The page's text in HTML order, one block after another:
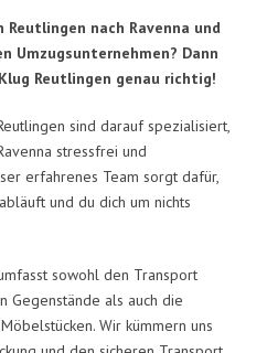
nach Ravenna und
Umzugsunternehmen? Dann
Reutlingen genau richtig!
sind darauf spezialisiert,
stressfrei und
erfahrenes Team sorgt dafür,
und du dich um nichts
sowohl den Transport
Gegenstände als auch die
Wir kümmern uns